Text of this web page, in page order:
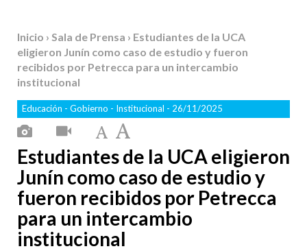
Inicio › Sala de Prensa › Estudiantes de la UCA
eligieron Junín como caso de estudio y fueron
recibidos por Petrecca para un intercambio
institucional
Educación - Gobierno - Institucional - 26/11/2025
Estudiantes de la UCA eligieron
Junín como caso de estudio y
fueron recibidos por Petrecca
para un intercambio
institucional